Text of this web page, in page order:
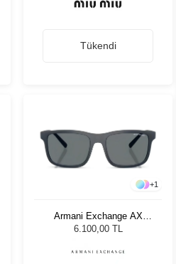
Tükendi
+1
Armani Exchange AX
4145S 839980 57 Unisex
Güneş Gözlüğü
6.100,00 TL